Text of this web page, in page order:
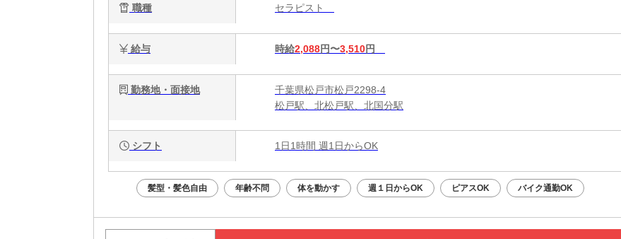
職種 セラピスト
給与 時給2,088円〜3,510円
勤務地・面接地
千葉県松戸市松戸2298-4
松戸駅、北松戸駅、北国分駅
シフト 1日1時間 週1日からOK
髪型・髪色自由 年齢不問 体を動かす 週１日からOK ピアスOK バイク通勤OK